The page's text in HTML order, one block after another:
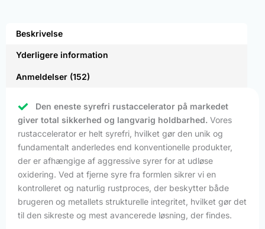
Beskrivelse
Yderligere information
Anmeldelser (152)
Den eneste syrefri rustaccelerator på markedet
giver total sikkerhed og langvarig holdbarhed. Vores
rustaccelerator er helt syrefri, hvilket gør den unik og
fundamentalt anderledes end konventionelle produkter,
der er afhængige af aggressive syrer for at udløse
oxidering. Ved at fjerne syre fra formlen sikrer vi en
kontrolleret og naturlig rustproces, der beskytter både
brugeren og metallets strukturelle integritet, hvilket gør det
til den sikreste og mest avancerede løsning, der findes.